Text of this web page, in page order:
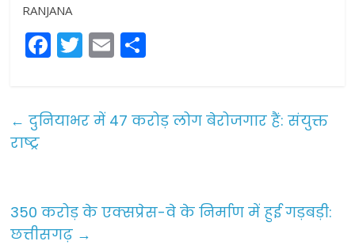
RANJANA
F
a
e
o
k
T
w
er
E
m
l e
← दुनियाभर में 47 करोड़ लोग बेरोजगार हैं: संयुक्त
राष्ट्र
350 करोड़ के एक्सप्रेस-वे के निर्माण में हुई गड़बड़ी:
छत्तीसगढ़ →